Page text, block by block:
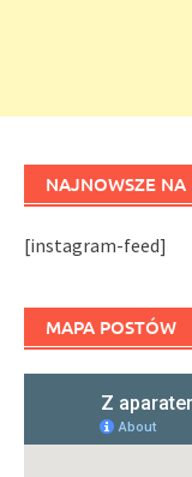
NAJNOWSZE NA
[instagram-feed]
MAPA POSTÓW